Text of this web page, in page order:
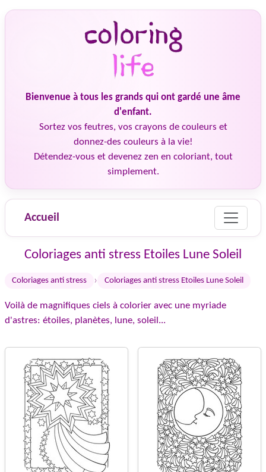
Bienvenue à tous les grands qui ont gardé une âme
d'enfant.
Sortez vos feutres, vos crayons de couleurs et
donnez-des couleurs à la vie!
Détendez-vous et devenez zen en coloriant, tout
simplement.
Accueil
Coloriages anti stress Etoiles Lune Soleil
Coloriages anti stress › Coloriages anti stress Etoiles Lune Soleil
Voilà de magnifiques ciels à colorier avec une myriade
d'astres: étoiles, planètes, lune, soleil...